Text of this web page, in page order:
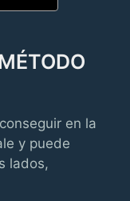
en la
y puede
lados,